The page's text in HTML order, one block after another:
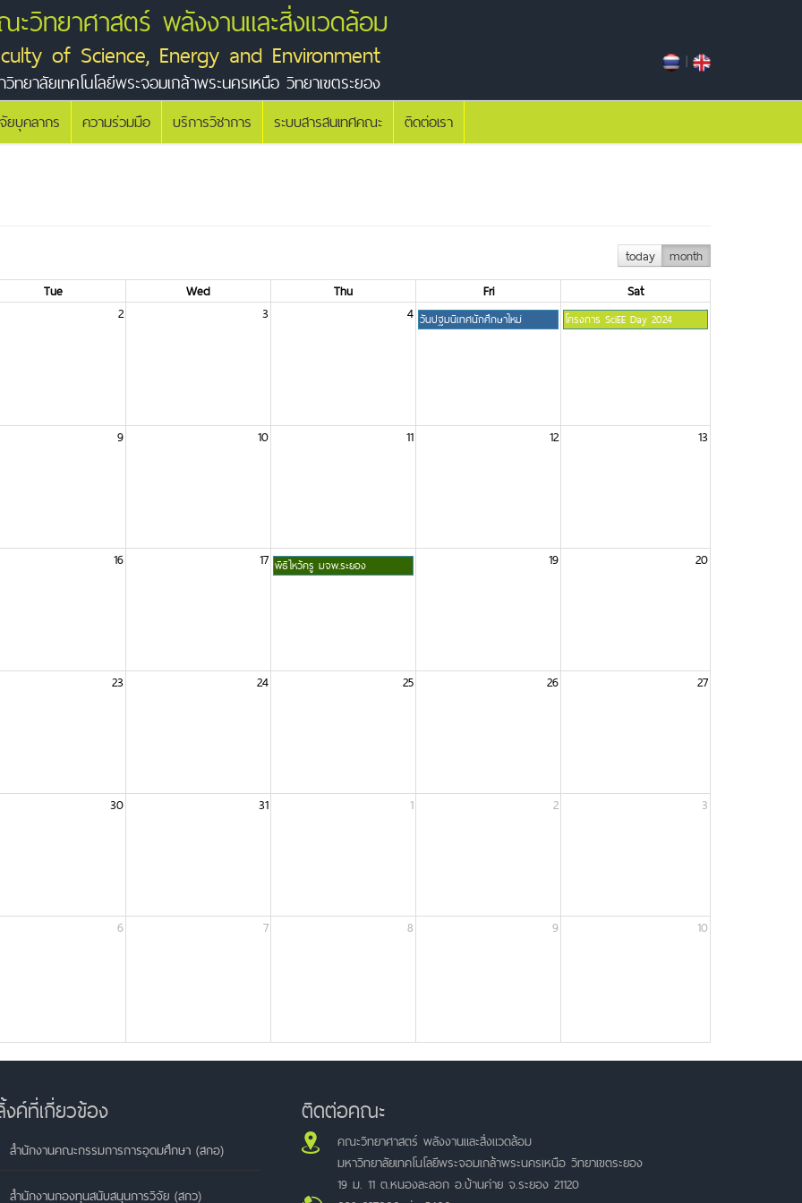
ะวิทยาศาสตร์ พลังงานและสิ่งแวดล้อม
of Science, Energy and Environment
วิทยาลัยเทคโนโลยีพระจอมเกล้าพระนครเหนือ วิทยาเขตระยอง
|
ยบุคลากร ความร่วมมือ บริการวิชาการ ระบบสารสนเทศคณะ ติดต่อเรา
today month
วันปฐมนิเทศนักศึกษาใหม่ โครงการ SciEE Day 2024
พิธีไหว้ครู มจพ.ระยอง
Tue Wed Thu Fri
Sat
2 3 4 5 6
9 10 11 12 13
16 17 18 19 20
23 24 25 26 27
30 31 1 2 3
6 7 8 9 10
ค์ที่เกี่ยวข้อง
สำนักงานคณะกรรมการการอุดมศึกษา (สกอ)
สำนักงานกองทุนสนับสนุนการวิจัย (สกว)
ติดต่อคณะ
คณะวิทยาศาสตร์ พลังงานและสิ่งแวดล้อม
มหาวิทยาลัยเทคโนโลยีพระจอมเกล้าพระนครเหนือ วิทยาเขตระยอง
19 ม. 11 ต.หนองละลอก อ.บ้านค่าย จ.ระยอง 21120